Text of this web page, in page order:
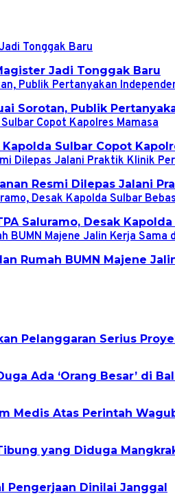
Jadi Tonggak Baru
Sorotan, Publik
Sulbar Copot
Resmi Dilepas Jalani
Saluramo, Desak
Rumah BUMN Majene
Pelanggaran Serius
Ada ‘Orang Besar’ di
Medis Atas Perintah
yang Diduga
Pengerjaan Dinilai Janggal